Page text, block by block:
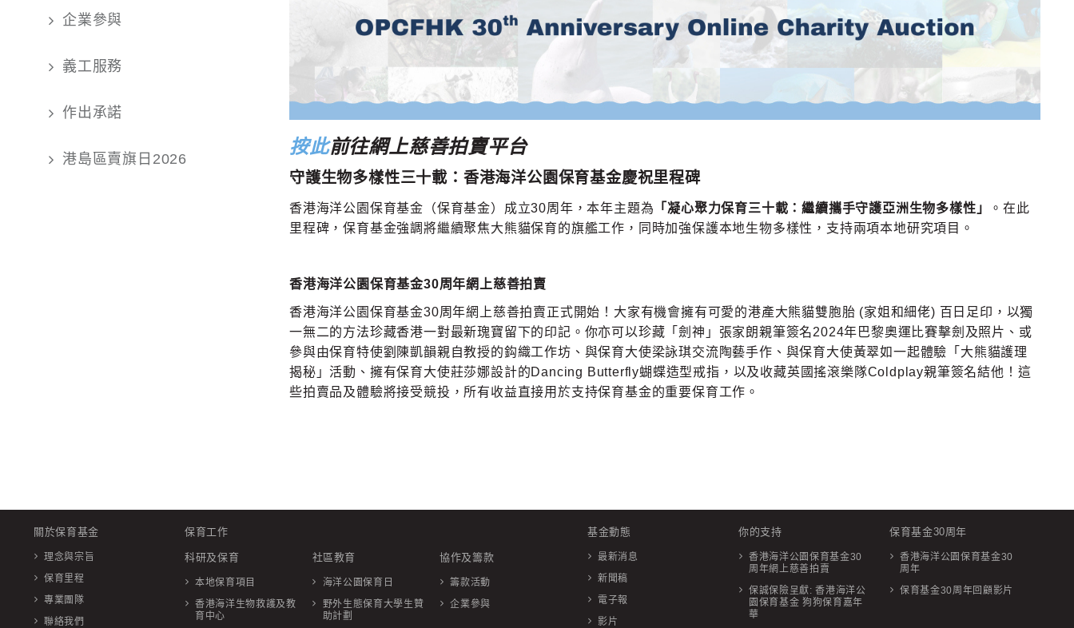
企業參與
義工服務
作出承諾
港島區賣旗日2026
按此前往網上慈善拍賣平台
守護生物多樣性三十載：香港海洋公園保育基金慶祝里程碑
香港海洋公園保育基金（保育基金）成立30周年，本年主題為 「凝心聚力保育三十載：繼續攜手守護亞洲生物多樣性」
。在此
里程碑，保育基金強調將繼續聚焦大熊貓保育的旗艦工作，同時加強保護本地生物多樣性，支持兩項本地研究項目。
香港海洋公園保育基金30周年網上慈善拍賣
香港海洋公園保育基金30周年網上慈善拍賣正式開始！​大家有機會擁有可愛的港產大熊貓雙胞胎 (家姐和細佬) 百日足印，以獨
一無二的方法珍藏香港一對最新瑰寶留下的印記。你亦可以珍藏「劍神」張家朗親筆簽名2024年巴黎奧運比賽擊劍及照片、或
參與由保育特使劉陳凱韻親自教授的鈎織工作坊、與保育大使梁詠琪交流陶藝手作、與保育大使黃翠如一起體驗「大熊貓護理
揭秘」活動、擁有保育大使莊莎娜設計的Dancing Butterfly蝴蝶造型戒指，以及收藏英國搖滾樂隊Coldplay親筆簽名結他！這
些拍賣品及體驗將接受競投，所有收益直接用於支持保育基金的重要保育工作。
關於保育基金
理念與宗旨
保育里程
專業團隊
聯絡我們
保育工作
科研及保育
本地保育項目
香港海洋生物救護及教
育中心
社區教育
海洋公園保育日
野外生態保育大學生贊
助計劃
協作及籌款
籌款活動
企業參與
基金動態
最新消息
新聞稿
電子報
影片
你的支持
香港海洋公園保育基金30
周年網上慈善拍賣
保誠保險呈獻: 香港海洋公
園保育基金 狗狗保育嘉年
華
保育基金30周年
香港海洋公園保育基金30
周年
保育基金30周年回顧影片